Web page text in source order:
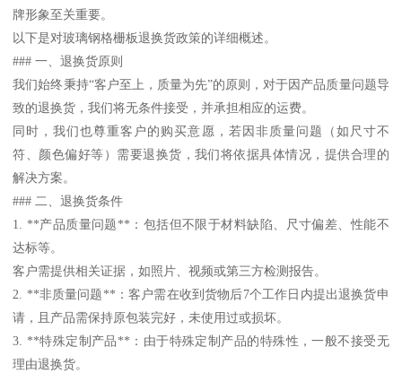
牌形象至关重要。
以下是对玻璃钢格栅板退换货政策的详细概述。
### 一、退换货原则
我们始终秉持“客户至上，质量为先”的原则，对于因产品质量问题导
致的退换货，我们将无条件接受，并承担相应的运费。
同时，我们也尊重客户的购买意愿，若因非质量问题（如尺寸不
符、颜色偏好等）需要退换货，我们将依据具体情况，提供合理的
解决方案。
### 二、退换货条件
1. **产品质量问题**：包括但不限于材料缺陷、尺寸偏差、性能不
达标等。
客户需提供相关证据，如照片、视频或第三方检测报告。
2. **非质量问题**：客户需在收到货物后7个工作日内提出退换货申
请，且产品需保持原包装完好，未使用过或损坏。
3. **特殊定制产品**：由于特殊定制产品的特殊性，一般不接受无
理由退换货。